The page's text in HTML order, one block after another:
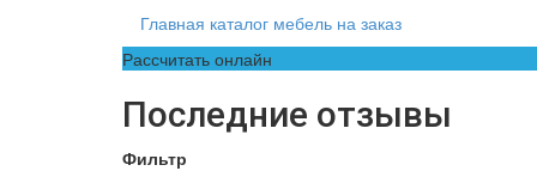
Главная каталог мебель на заказ
Рассчитать онлайн
Последние отзывы
Фильтр